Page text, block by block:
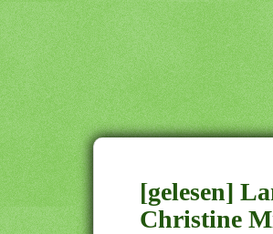
[gelesen]
Christine